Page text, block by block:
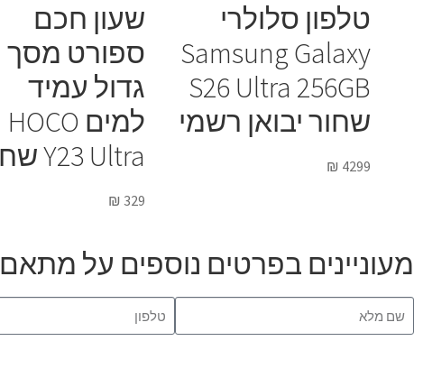
טלפון סלולרי
Samsung Galaxy
S26 Ultra 256GB
שחור יבואן רשמי
₪ 4299
שעון חכם
ספורט מסך
גדול עמיד
למים HOCO
Y23 Ultra שחור
₪ 329
מעוניינים בפרטים נוספים על מתאם XO Lightning to 3.5mm?